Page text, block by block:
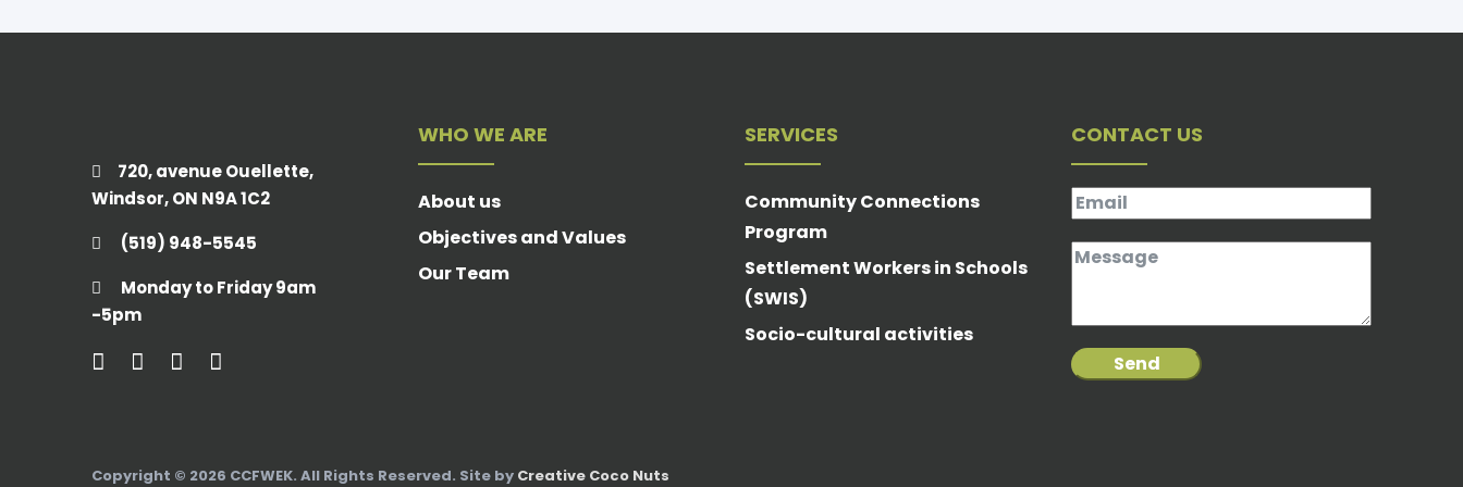
720, avenue Ouellette,
Windsor, ON N9A 1C2
(519) 948-5545
Monday to Friday 9am
-5pm
WHO WE ARE
About us
Objectives and Values
Our Team
SERVICES
Community Connections
Program
Settlement Workers in Schools
(SWIS)
Socio-cultural activities
CONTACT US
Send
Copyright © 2026 CCFWEK. All Rights Reserved. Site by Creative Coco Nuts